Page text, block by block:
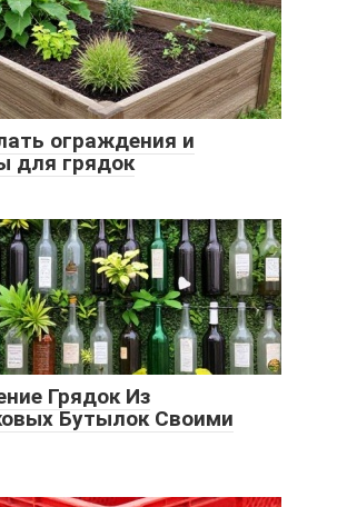
ограждения и
для грядок
Грядок Из
Бутылок Своими